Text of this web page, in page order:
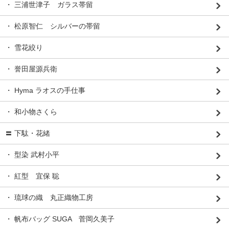
・ 三浦世津子 ガラス帯留
・ 松原智仁 シルバーの帯留
・ 雪花絞り
・ 誉田屋源兵衛
・ Hyma ラオスの手仕事
・ 和小物さくら
〓 下駄・花緒
・ 型染 武村小平
・ 紅型 宜保 聡
・ 琉球の織 丸正織物工房
・ 帆布バッグ SUGA 菅岡久美子